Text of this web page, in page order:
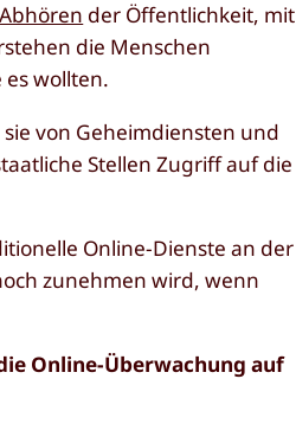
Abhören der Öffentlichkeit, mit
die Menschen
wollten.
von Geheimdiensten und
Stellen Zugriff auf die
Online-Dienste an der
zunehmen wird, wenn
Online-Überwachung auf